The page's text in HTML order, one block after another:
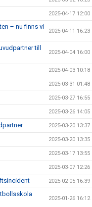
2025-04-17 12:00
– nu finns vi
2025-04-11 16:23
till
2025-04-04 16:00
2025-04-03 10:18
2025-03-31 01:48
2025-03-27 16:55
2025-03-26 14:05
2025-03-20 13:37
2025-03-20 13:35
2025-03-17 13:55
2025-03-07 12:26
2025-02-05 16:39
2025-01-26 16:12